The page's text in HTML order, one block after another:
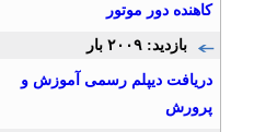
» آگهی برنزی (توان ۱)
کیش فرصت طلایی دی ماه
تلفن: ۰۹۱۷۶۹۹۸۸۰۷
کاهنده دور موتور
بازدید: ۲۰۰۹ بار
دریافت دیپلم رسمی آموزش و
پرورش